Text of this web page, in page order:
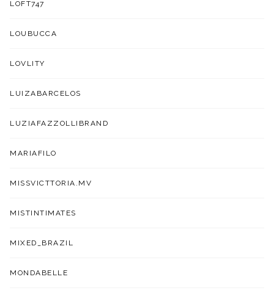
LOFT747
LOUBUCCA
LOVLITY
LUIZABARCELOS
LUZIAFAZZOLLIBRAND
MARIAFILO
MISSVICTTORIA.MV
MISTINTIMATES
MIXED_BRAZIL
MONDABELLE